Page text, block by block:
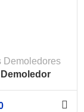
Demoledores
45